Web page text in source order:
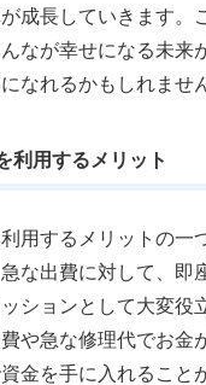
成長していきます。
なが幸せになる未来
なれるかもしれませ
利用するメリット
用するメリットの一
な出費に対して、即
ションとして大変役
や急な修理代でお金
金を手に入れること